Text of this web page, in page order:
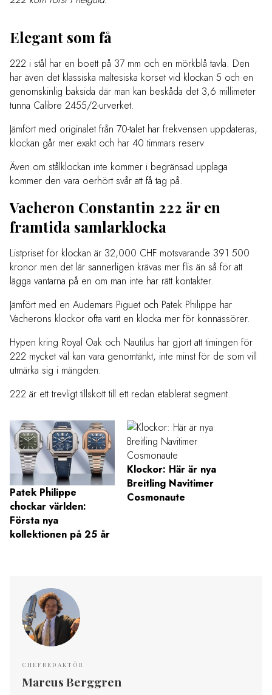
Elegant som få
222 i stål har en boett på 37 mm och en mörkblå tavla. Den
har även det klassiska maltesiska korset vid klockan 5 och en
genomskinlig baksida där man kan beskåda det 3,6 millimeter
tunna Calibre 2455/2-urverket.
Jämfört med originalet från 70-talet har frekvensen uppdateras,
klockan går mer exakt och har 40 timmars reserv.
Även om stålklockan inte kommer i begränsad upplaga
kommer den vara oerhört svår att få tag på.
Vacheron Constantin 222 är en
framtida samlarklocka
Listpriset för klockan är 32,000 CHF motsvarande 391 500
kronor men det lär sannerligen krävas mer flis än så för att
lägga vantarna på en om man inte har rätt kontakter.
Jämfört med en Audemars Piguet och Patek Philippe har
Vacherons klockor ofta varit en klocka mer för konnässörer.
Hypen kring Royal Oak och Nautilus har gjort att timingen för
222 mycket väl kan vara genomtänkt, inte minst för de som vill
utmärka sig i mängden.
222 är ett trevligt tillskott till ett redan etablerat segment.
Patek Philippe
chockar världen:
Första nya
kollektionen på 25 år
Klockor: Här är nya
Breitling Navitimer
Cosmonaute
CHEFREDAKTÖR
Marcus Berggren